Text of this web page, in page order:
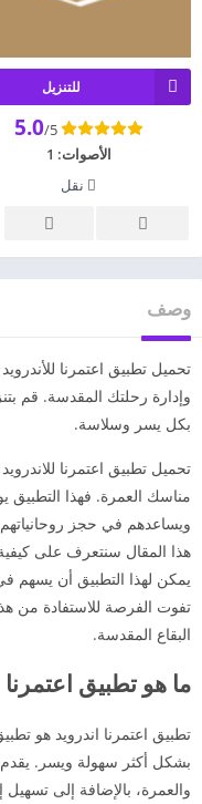
للتنزيل
5.0/5
الأصوات: 1
نقل
وصف
وإدارة رحلتك المقدسة. قم
بكل يسر وسلاسة.
مناسك العمرة. فهذا التطبيق
ويساعدهم في حجز
يمكن لهذا التطبيق أن يسهم
تفوت الفرصة للاستفادة من
البقاع المقدسة.
ما هو تطبيق اعتمرنا
تطبيق اعتمرنا اندرويد هو
بشكل أكثر سهولة ويسر.
والعمرة، بالإضافة إلى